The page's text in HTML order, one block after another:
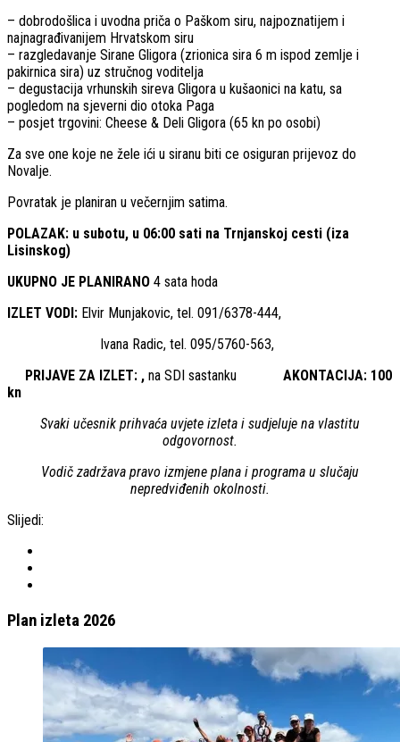
– dobrodošlica i uvodna priča o Paškom siru, najpoznatijem i
najnagrađivanijem Hrvatskom siru
– razgledavanje Sirane Gligora (zrionica sira 6 m ispod zemlje i
pakirnica sira) uz stručnog voditelja
– degustacija vrhunskih sireva Gligora u kušaonici na katu, sa
pogledom na sjeverni dio otoka Paga
– posjet trgovini: Cheese & Deli Gligora (65 kn po osobi)
Za sve one koje ne žele ići u siranu biti ce osiguran prijevoz do
Novalje.
Povratak je planiran u večernjim satima.
POLAZAK: u subotu, u 06:00 sati na Trnjanskoj cesti (iza
Lisinskog)
UKUPNO JE PLANIRANO 4 sata hoda
IZLET VODI: Elvir Munjakovic, tel. 091/6378-444,
Ivana Radic, tel. 095/5760-563,
PRIJAVE ZA IZLET: , na SDI sastanku
AKONTACIJA: 100
kn
Svaki učesnik prihvaća uvjete izleta i sudjeluje na vlastitu
odgovornost.
Vodič zadržava pravo izmjene plana i programa u slučaju
nepredviđenih okolnosti.
Slijedi:
Plan izleta 2026